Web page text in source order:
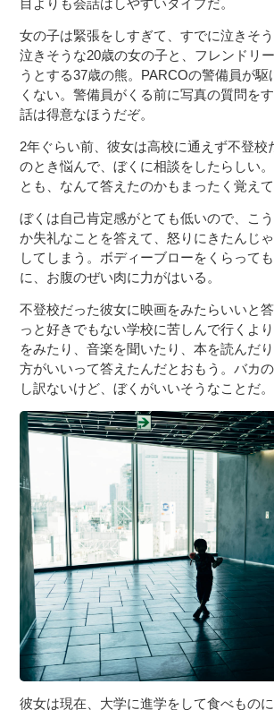
目よりも会話はしやすいタイプだ。
女の子は緊張をしすぎて、すでに泣きそう
泣きそうな20歳の女の子と、フレンドリ
うとする37歳の熊。PARCOの警備員が駆
くない。警備員がくる前に写真の質問を
話は得意なほうだぞ。
2年ぐらい前、彼女は高校に通えず不登校
のとき悩んで、ぼくに相談をしたらしい
とも、なんて答えたのかもまったく覚えて
ぼくは自己肯定感がとても低いので、こ
か失礼なことを答えて、怒りにきたんじ
してしまう。ボディーブローをくらって
に、お腹のぜい肉に力がはいる。
不登校だった彼女に映画をみたらいいと
っと好きでもない学校に苦しんで行くよ
をみたり、音楽を聞いたり、本を読んだ
方がいいって答えたんだとおもう。バカ
し訳ないけど、ぼくがいいそうなことだ。
彼女は現在、大学に進学をして食べもの